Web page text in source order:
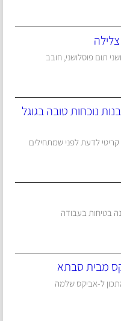
תום פוסלושני, חובב
נוכחות טובה בגוגל
בטיחות בעבודה
מבית סבתא
ל-אביקס שלמה